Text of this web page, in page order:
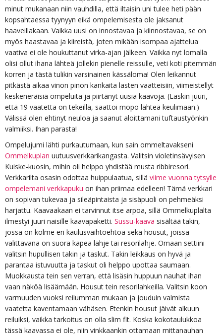
minut mukanaan niin vauhdilla, että iltaisin uni tulee heti pään
kopsahtaessa tyynyyn eikä ompelemisesta ole jaksanut
haaveillakaan. Vaikka uusi on innostavaa ja kiinnostavaa, se on
myös haastavaa ja kiireistä, joten mikään isompaa ajattelua
vaativa ei ole houkuttanut virka-ajan jälkeen. Vaikka nyt lomalla
olisi ollut ihana lähteä jollekin pienelle reissulle, veti koti pitemmän
korren ja tästä tulikin varsinainen kässäloma! Olen leikannut
pitkästä aikaa vinon pinon kankaita lasten vaatteisiin, viimeistellyt
keskeneräisiä ompeluita ja piirtänyt uusia kaavoja. (Laskin juuri,
että 19 vaatetta on tekeillä, saattoi mopo lähteä keulimaan.)
Välissä olen ehtinyt neuloa ja saanut aloittamani tuftaustyönkin
valmiiksi. Ihan parasta!
Ompelujumi lähti purkautumaan, kun sain ommeltavakseni
Ommelkuplan uutuusverkkarikangasta. Valitsin violetinsävyisen
Kuiske-kuosin, mihin oli helppo yhdistää musta ribbiresori.
Verkkarilta osasin odottaa huippulaatua, sillä viime vuonna tytsylle
ompelemani verkkapuku on ihan priimaa edelleen! Tämä verkkari
on sopivan tukevaa ja sileäpintaista ja sisäpuoli on pehmeäksi
harjattu. Kaavaakaan ei tarvinnut itse arpoa, sillä Ommelkuplalta
ilmestyi juuri naisille kaavapaketti. Sussu-kaava sisältää takin,
jossa on kolme eri kaulusvaihtoehtoa sekä housut, joissa
valittavana on suora kapea lahje tai resorilahje. Omaan settiini
valitsin hupullisen takin ja taskut. Takin leikkaus on hyvä ja
parantaa istuvuutta ja taskut oli helppo upottaa saumaan.
Muokkausta tein sen verran, että lisäsin huppuun nauhat ihan
vaan näköä lisäämään. Housut tein resorilahkeilla. Valitsin koon
varmuuden vuoksi reilumman mukaan ja jouduin valmista
vaatetta kaventamaan vähäsen. Etenkin housut jäivät alkuun
reiluiksi, vaikka tarkoitus on olla slim fit. Koska kokotaulukkoa
tässä kaavassa ei ole, niin vinkkaankin ottamaan mittanauhan